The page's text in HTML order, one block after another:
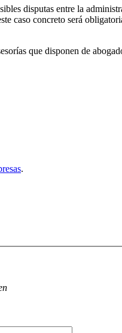
disputas entre la
caso concreto será
que disponen de
.